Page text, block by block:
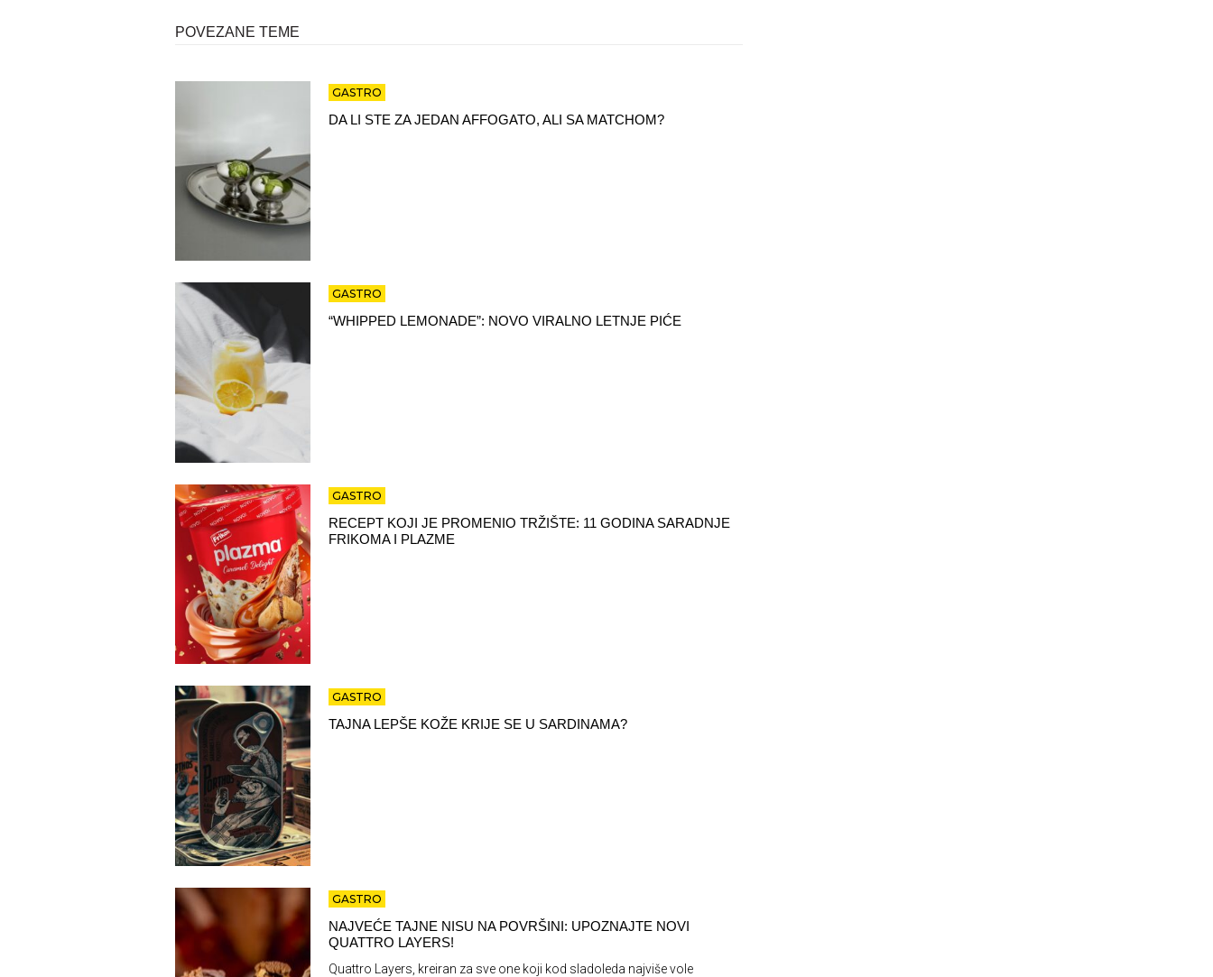
POVEZANE TEME
GASTRO
DA LI STE ZA JEDAN AFFOGATO, ALI SA MATCHOM?
GASTRO
“WHIPPED LEMONADE”: NOVO VIRALNO LETNJE PIĆE
GASTRO
RECEPT KOJI JE PROMENIO TRŽIŠTE: 11 GODINA SARADNJE
FRIKOMA I PLAZME
GASTRO
TAJNA LEPŠE KOŽE KRIJE SE U SARDINAMA?
GASTRO
NAJVEĆE TAJNE NISU NA POVRŠINI: UPOZNAJTE NOVI
QUATTRO LAYERS!
Quattro Layers, kreiran za sve one koji kod sladoleda najviše vole